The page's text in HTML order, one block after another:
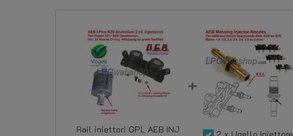
Rail iniettori GPL AEB INJ